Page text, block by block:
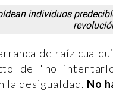
individuos
de raíz
de "no
la desigualdad. No